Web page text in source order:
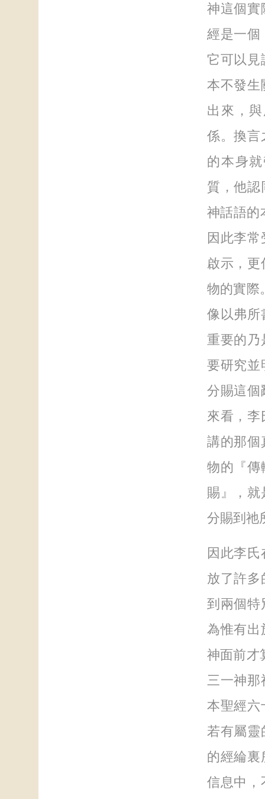
神這個實
經是一個
它可以見
本不發生
出來，
係。換言
的本身
質，他認
神話語的
因此李
啟示，更
物的實際
像以弗所
重要的乃
要研究並
分賜這個
來看，李
講的那個
物的『傳
賜』，
分賜到祂
因此李
放了許多
到兩個特
為惟有出
神面前才
三一神
本聖經六
若有屬靈
的經綸裏
信息中，